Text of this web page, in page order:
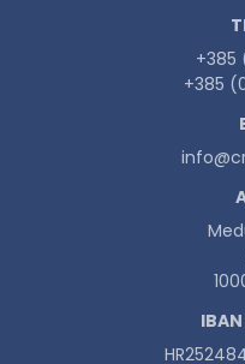
+385
+385